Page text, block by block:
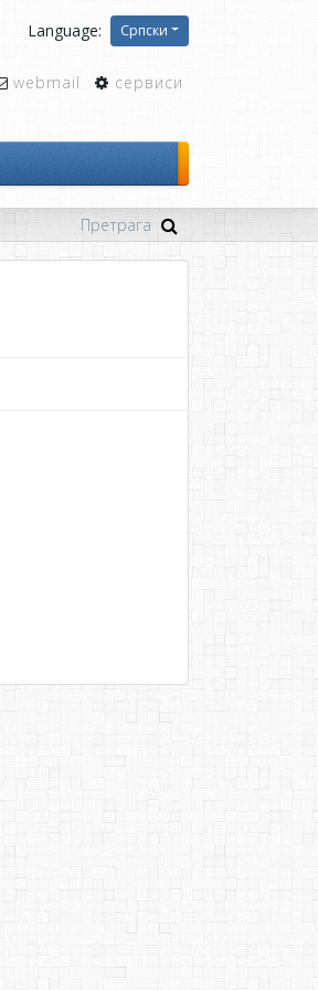
Language: Српски
webmail сервиси